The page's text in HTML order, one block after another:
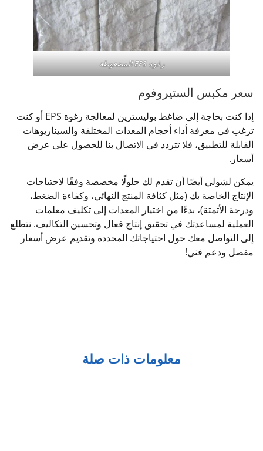
رغوة EPS المضغوطة
سعر مكبس الستيروفوم
إذا كنت بحاجة إلى ضاغط بوليسترين لمعالجة رغوة EPS أو كنت
ترغب في معرفة أداء أحجام المعدات المختلفة والسيناريوهات
القابلة للتطبيق، فلا تتردد في الاتصال بنا للحصول على عرض
أسعار.
يمكن لشولي أيضًا أن تقدم لك حلولًا مخصصة وفقًا لاحتياجات
الإنتاج الخاصة بك (مثل كثافة المنتج النهائي، وكفاءة الضغط،
ودرجة الأتمتة)، بدءًا من اختيار المعدات إلى تكليف معلمات
العملية لمساعدتك في تحقيق إنتاج فعال وتحسين التكاليف. نتطلع
إلى التواصل معك حول احتياجاتك المحددة وتقديم عرض أسعار
مفصل ودعم فني!
معلومات ذات صلة